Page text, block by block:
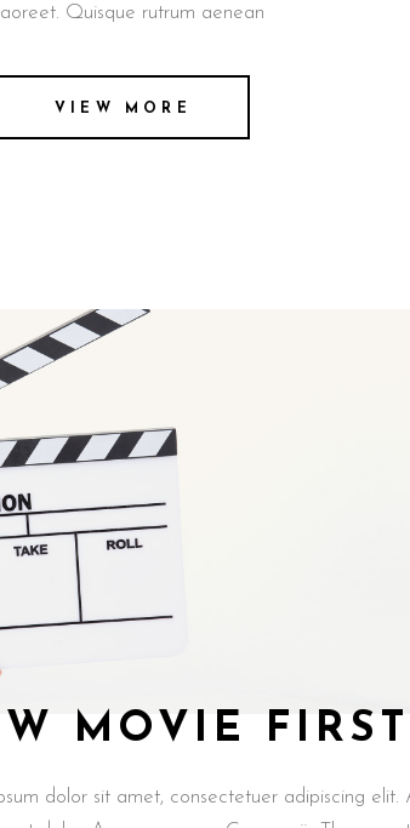
Quisque rutrum aenean
VIEW MORE
MOVIE
dolor sit amet, consectetuer adipiscing elit.